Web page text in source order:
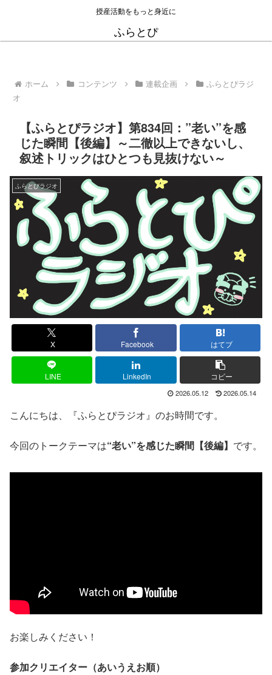
授産活動をもっと身近に
ふらとぴ
ホーム コンテンツ 連載企画
ふらとぴラジ
オ
【ふらとぴラジオ】第834回：”老い”を感
じた瞬間【後編】～二徹以上できないし、
叙述トリックはひとつも見抜けない～
ふらとぴラジオ
X Facebook はてブ
LINE LinkedIn コピー
2026.05.12 2026.05.14
こんにちは、『ふらとぴラジオ』のお時間です。
今回のトークテーマは“老い”を感じた瞬間【後編】 です。
お楽しみください！
参加クリエイター（あいうえお順）